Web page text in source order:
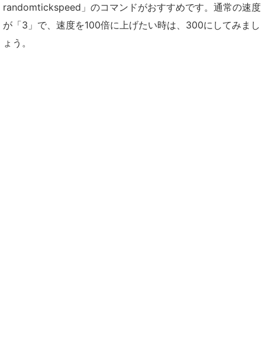
randomtickspeed」のコマンドがおすすめです。通常の速度
が「3」で、速度を100倍に上げたい時は、300にしてみまし
ょう。